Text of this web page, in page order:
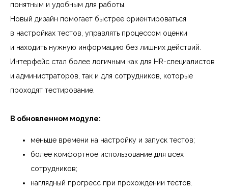
понятным и удобным для работы.
Новый дизайн помогает быстрее ориентироваться
в настройках тестов, управлять процессом оценки
и находить нужную информацию без лишних действий.
Интерфейс стал более логичным как для HR-специалистов
и администраторов, так и для сотрудников, которые
проходят тестирование.
В обновленном модуле:
меньше времени на настройку и запуск тестов;
более комфортное использование для всех
сотрудников;
наглядный прогресс при прохождении тестов.